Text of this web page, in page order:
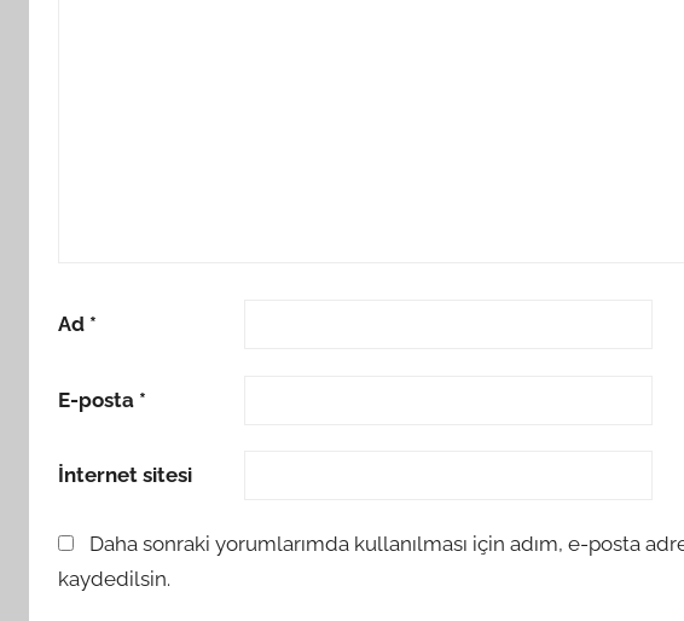
Ad *
E-posta *
İnternet sitesi
Daha sonraki yorumlarımda kullanılması için adım, e-posta
kaydedilsin.